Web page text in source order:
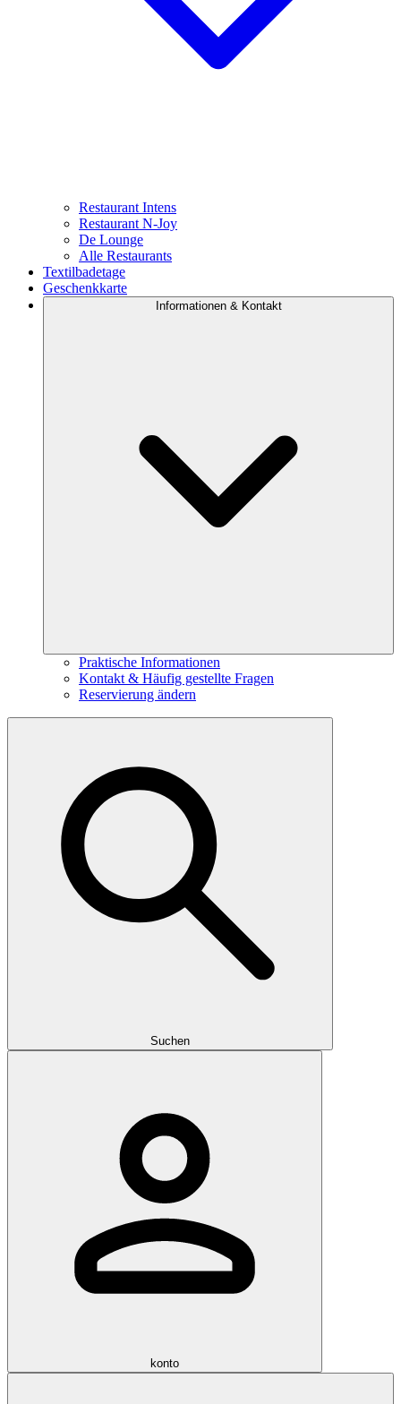
Restaurant Intens
Restaurant N-Joy
De Lounge
Alle Restaurants
Textilbadetage
Geschenkkarte
Informationen & Kontakt
Praktische Informationen
Kontakt & Häufig gestellte Fragen
Reservierung ändern
Suchen
konto